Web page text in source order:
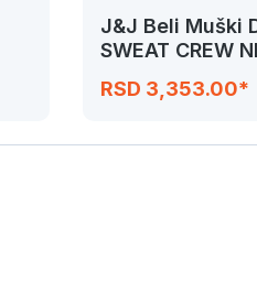
J&J Beli Muški
SWEAT CREW
RSD 3,353.00*